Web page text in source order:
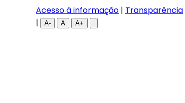
Acesso à informação | Transparência
|
A- A A+